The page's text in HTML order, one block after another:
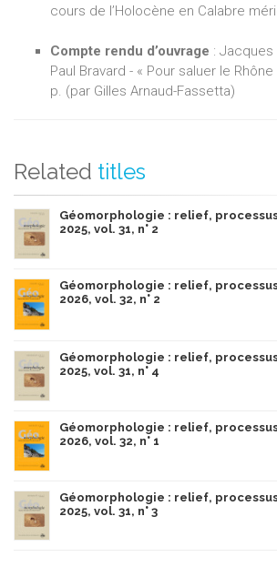
cours de l’Holocène en Calabre
Compte rendu d’ouvrage : Jacques
Paul Bravard - « Pour saluer le Rhône
p. (par Gilles Arnaud-Fassetta)
Related titles
Géomorphologie : relief,
2025, vol. 31, n° 2
Géomorphologie : relief,
2026, vol. 32, n° 2
Géomorphologie : relief,
2025, vol. 31, n° 4
Géomorphologie : relief,
2026, vol. 32, n° 1
Géomorphologie : relief,
2025, vol. 31, n° 3